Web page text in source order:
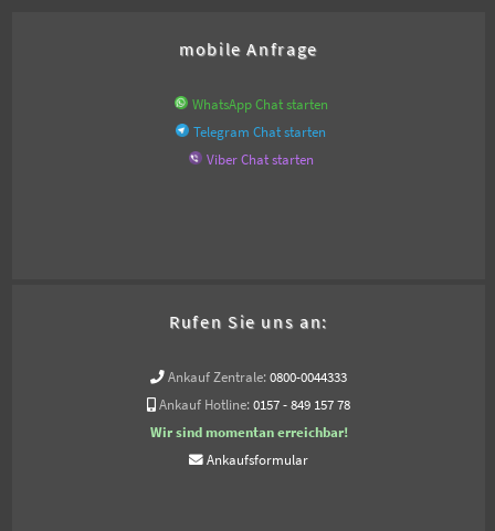
mobile Anfrage
WhatsApp Chat starten
Telegram Chat starten
Viber Chat starten
Rufen Sie uns an:
Ankauf Zentrale: 0800-0044333
Ankauf Hotline: 0157 - 849 157 78
Wir sind momentan erreichbar!
Ankaufsformular